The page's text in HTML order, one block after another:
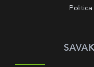
Politica